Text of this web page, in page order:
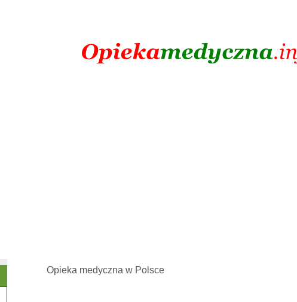
Opieka medyczna w Polsce